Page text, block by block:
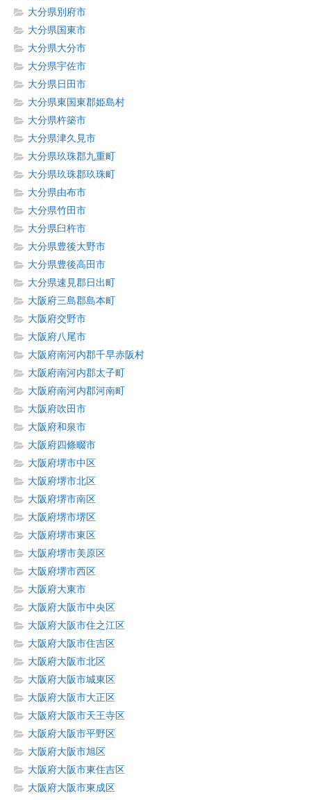
大分県別府市
大分県国東市
大分県大分市
大分県宇佐市
大分県日田市
大分県東国東郡姫島村
大分県杵築市
大分県津久見市
大分県玖珠郡九重町
大分県玖珠郡玖珠町
大分県由布市
大分県竹田市
大分県臼杵市
大分県豊後大野市
大分県豊後高田市
大分県速見郡日出町
大阪府三島郡島本町
大阪府交野市
大阪府八尾市
大阪府南河内郡千早赤阪村
大阪府南河内郡太子町
大阪府南河内郡河南町
大阪府吹田市
大阪府和泉市
大阪府四條畷市
大阪府堺市中区
大阪府堺市北区
大阪府堺市南区
大阪府堺市堺区
大阪府堺市東区
大阪府堺市美原区
大阪府堺市西区
大阪府大東市
大阪府大阪市中央区
大阪府大阪市住之江区
大阪府大阪市住吉区
大阪府大阪市北区
大阪府大阪市城東区
大阪府大阪市大正区
大阪府大阪市天王寺区
大阪府大阪市平野区
大阪府大阪市旭区
大阪府大阪市東住吉区
大阪府大阪市東成区